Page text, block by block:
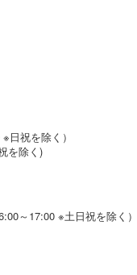
日祝を除く）
除く)
～17:00 ※土日祝を除く）